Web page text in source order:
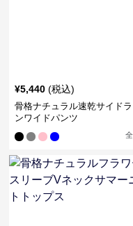
¥5,440 (税込)
骨格ナチュラル速乾サイドラ
ンワイドパンツ
全